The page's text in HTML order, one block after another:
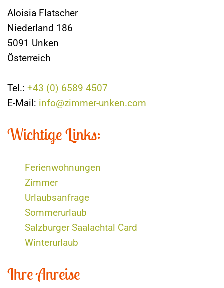
Aloisia Flatscher
Niederland 186
5091 Unken
Österreich
Tel.: +43 (0) 6589 4507
E-Mail: info@zimmer-unken.com
Wichtige Links:
Ferienwohnungen
Zimmer
Urlaubsanfrage
Sommerurlaub
Salzburger Saalachtal Card
Winterurlaub
Ihre Anreise